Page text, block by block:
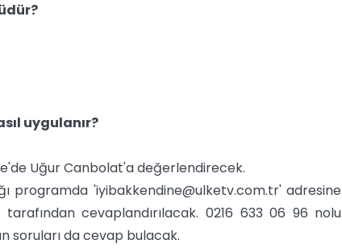
uygulanır?
Uğur Canbolat'a değerlendirecek.
programda 'iyibakkendine@ulketv.com.tr' adresine
cevaplandırılacak. 0216 633 06 96 nolu
soruları da cevap bulacak.